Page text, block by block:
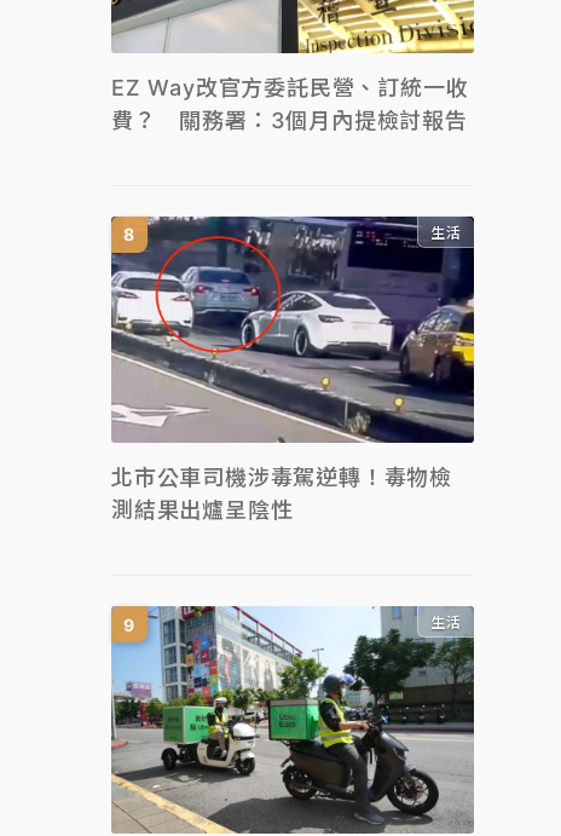
EZ Way改官方委託民營、訂統一收
費？ 關務署：3個月內提檢討報告
生活
北市公車司機涉毒駕逆轉！毒物檢
測結果出爐呈陰性
生活